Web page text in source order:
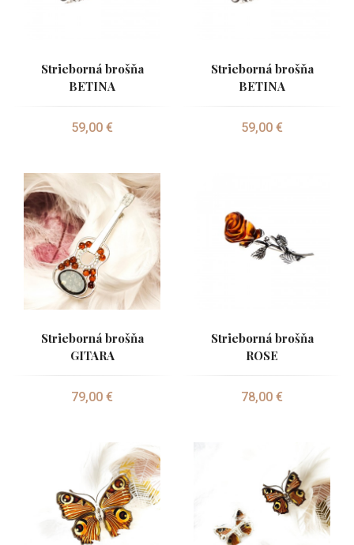
Strieborná brošňa
BETINA
59,00 €
Strieborná brošňa
BETINA
59,00 €
Strieborná brošňa
GITARA
79,00 €
Strieborná brošňa
ROSE
78,00 €